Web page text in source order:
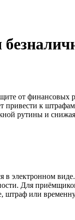
от
к
рутины и
электронном
Для
штраф или